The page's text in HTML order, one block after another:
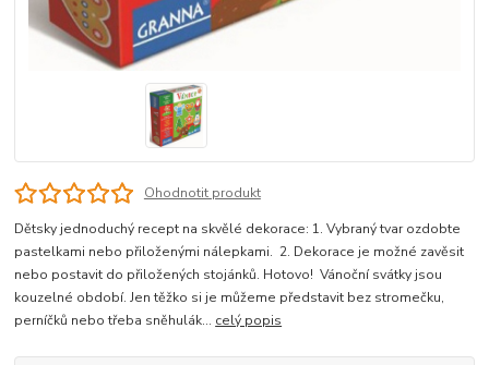
Ohodnotit produkt
Dětsky jednoduchý recept na skvělé dekorace: 1. Vybraný tvar ozdobte
pastelkami nebo přiloženými nálepkami. 2. Dekorace je možné zavěsit
nebo postavit do přiložených stojánků. Hotovo! Vánoční svátky jsou
kouzelné období. Jen těžko si je můžeme představit bez stromečku,
perníčků nebo třeba sněhulák... celý popis